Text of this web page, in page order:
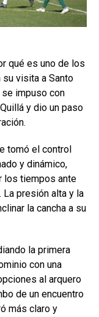
qué es uno de los
visita a Santo
se impuso con
y dio un paso
tomó el control
y dinámico,
los tiempos ante
La presión alta y la
la cancha a su
la primera
con una
al arquero
de un encuentro
más claro y